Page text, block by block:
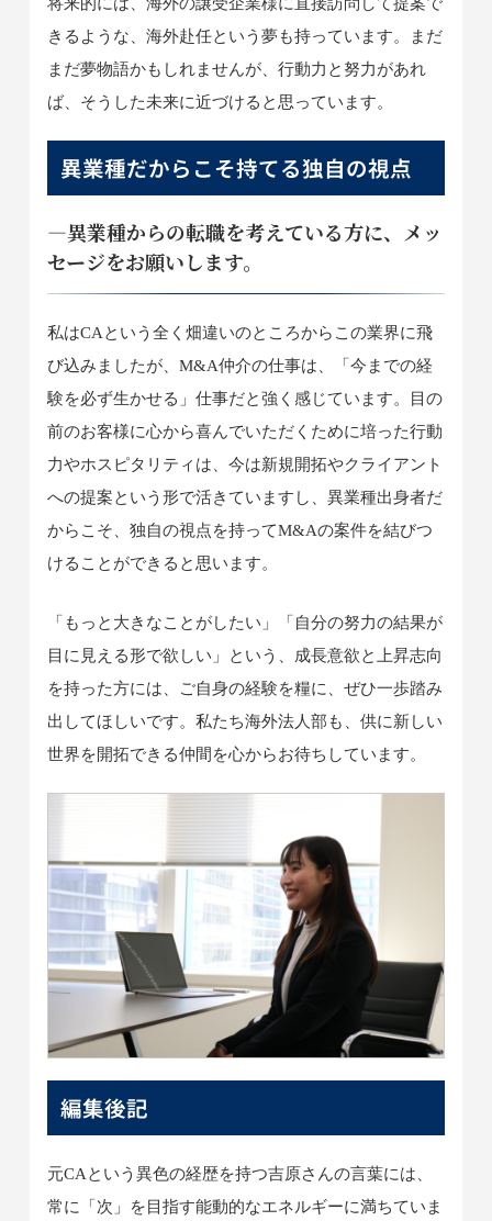
きるような、海外赴任という夢も持っています。まだ
まだ夢物語かもしれませんが、行動力と努力があれ
ば、そうした未来に近づけると思っています。
異業種だからこそ持てる独自の視点
―異業種からの転職を考えている方に、メッ
セージをお願いします。
私はCAという全く畑違いのところからこの業界に飛
び込みましたが、M&A仲介の仕事は、「今までの経
験を必ず生かせる」仕事だと強く感じています。目の
前のお客様に心から喜んでいただくために培った行動
力やホスピタリティは、今は新規開拓やクライアント
への提案という形で活きていますし、異業種出身者だ
からこそ、独自の視点を持ってM&Aの案件を結びつ
けることができると思います。
「もっと大きなことがしたい」「自分の努力の結果が
目に見える形で欲しい」という、成長意欲と上昇志向
を持った方には、ご自身の経験を糧に、ぜひ一歩踏み
出してほしいです。私たち海外法人部も、供に新しい
世界を開拓できる仲間を心からお待ちしています。
編集後記
元CAという異色の経歴を持つ吉原さんの言葉には、
常に「次」を目指す能動的なエネルギーに満ちていま